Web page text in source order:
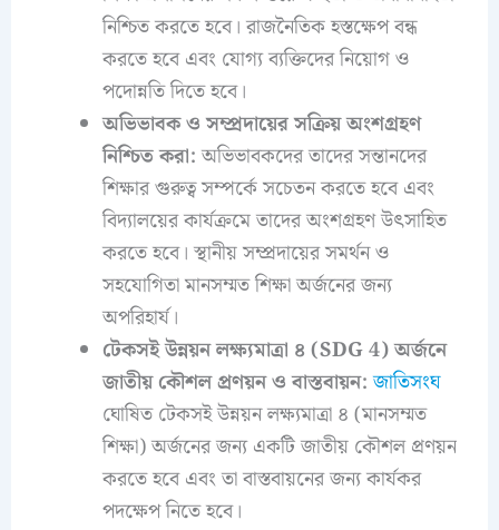
নিশ্চিত করতে হবে। রাজনৈতিক হস্তক্ষেপ বন্ধ
করতে হবে এবং যোগ্য ব্যক্তিদের নিয়োগ ও
পদোন্নতি দিতে হবে।
অভিভাবক ও সম্প্রদায়ের সক্রিয় অংশগ্রহণ
নিশ্চিত করা: অভিভাবকদের তাদের সন্তানদের
শিক্ষার গুরুত্ব সম্পর্কে সচেতন করতে হবে এবং
বিদ্যালয়ের কার্যক্রমে তাদের অংশগ্রহণ উৎসাহিত
করতে হবে। স্থানীয় সম্প্রদায়ের সমর্থন ও
সহযোগিতা মানসম্মত শিক্ষা অর্জনের জন্য
অপরিহার্য।
টেকসই উন্নয়ন লক্ষ্যমাত্রা ৪ (SDG 4) অর্জনে
জাতীয় কৌশল প্রণয়ন ও বাস্তবায়ন:জাতিসংঘ
ঘোষিত টেকসই উন্নয়ন লক্ষ্যমাত্রা ৪ (মানসম্মত
শিক্ষা) অর্জনের জন্য একটি জাতীয় কৌশল প্রণয়ন
করতে হবে এবং তা বাস্তবায়নের জন্য কার্যকর
পদক্ষেপ নিতে হবে।